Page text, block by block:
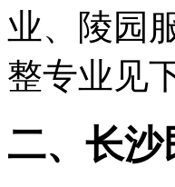
业、陵园
整专业见
二、长